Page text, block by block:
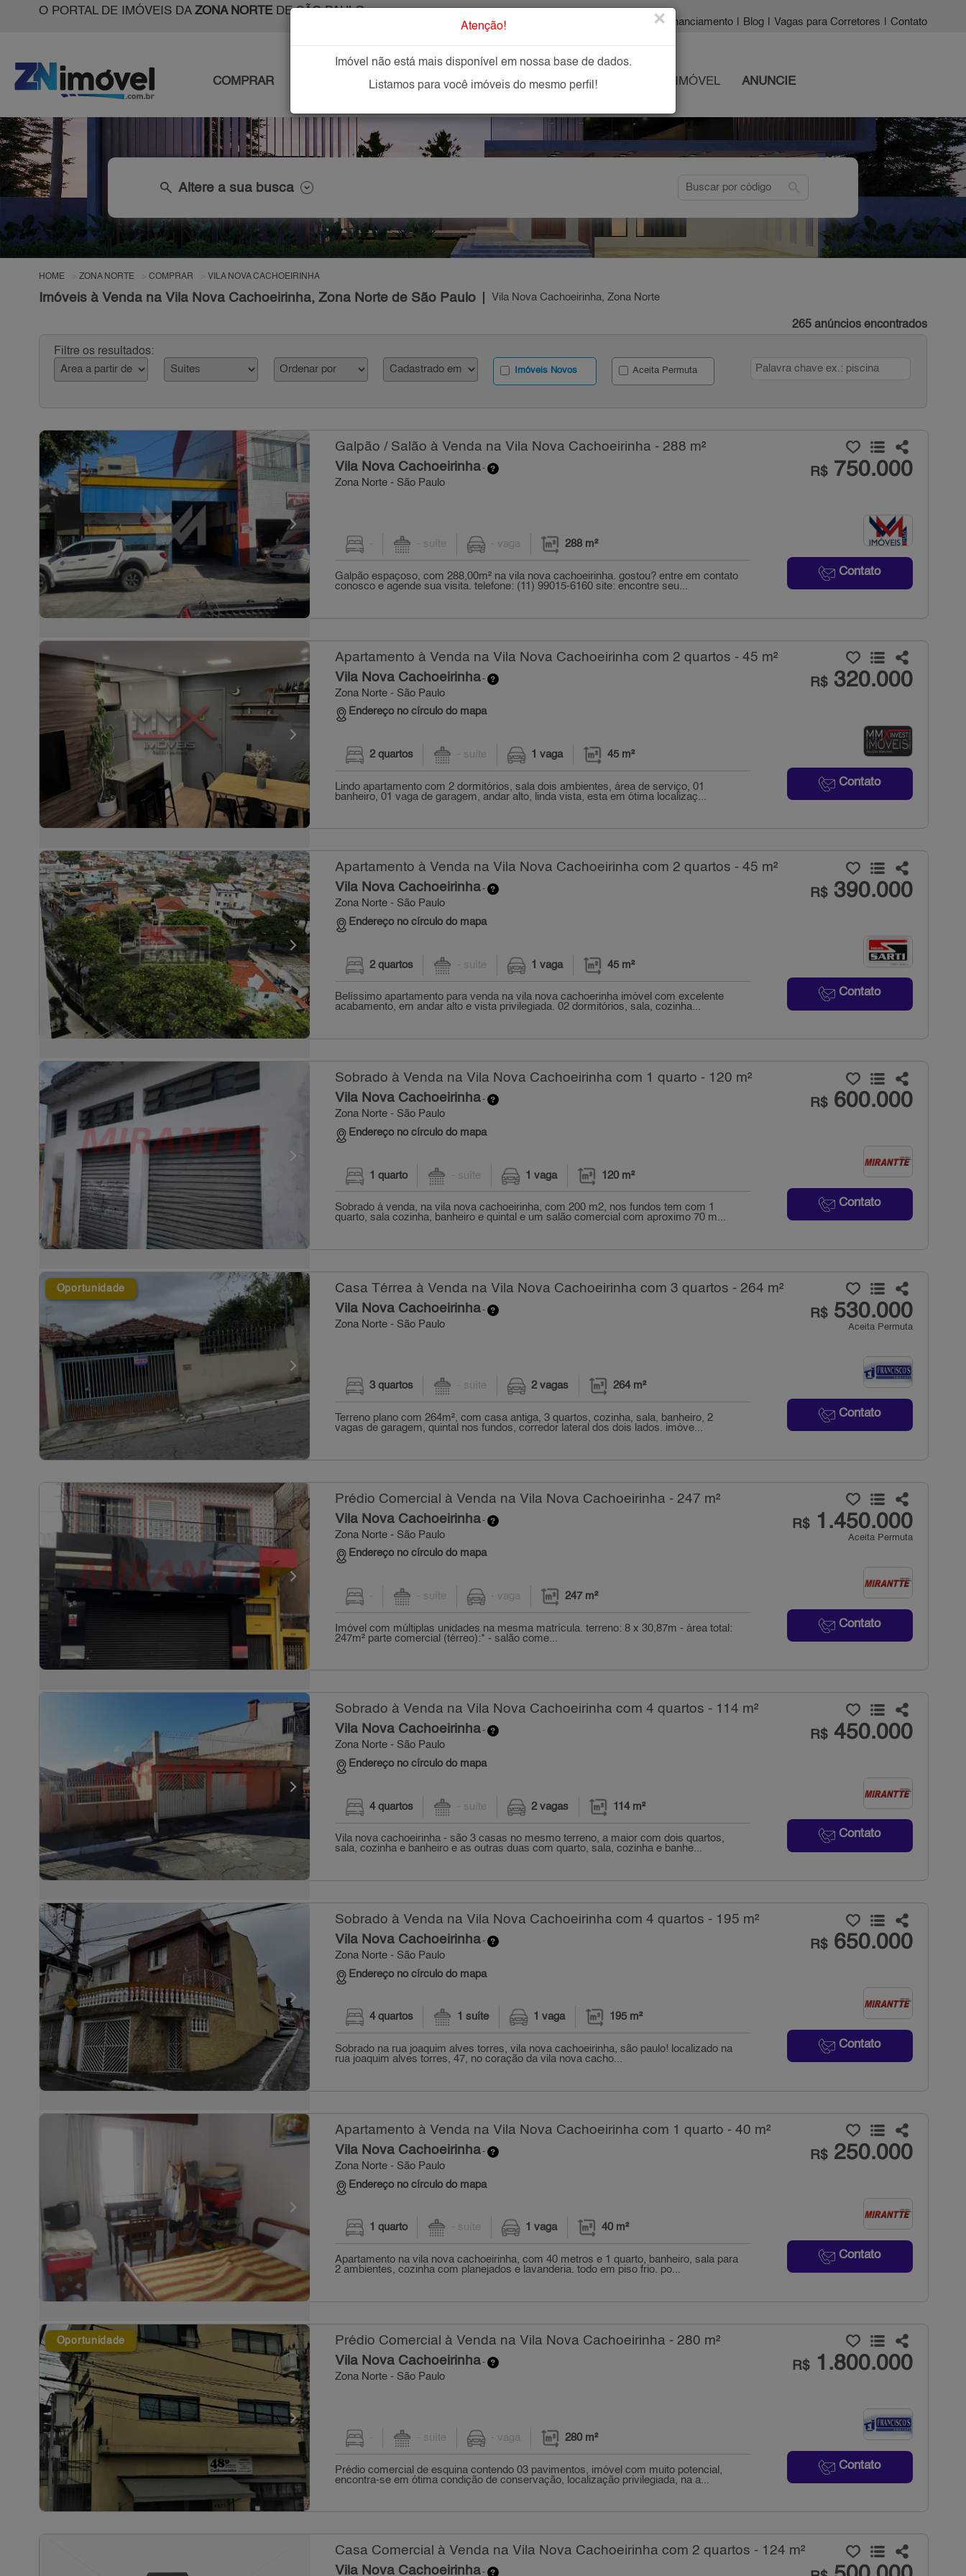
O PORTAL DE IMÓVEIS DA ZONA NORTEDE SÃO PAULO
| Financiamento Blog Vagas para Corretores Contato
COMPRAR IMÓVEIS NOVOS IMOBILIÁRIAS OFEREÇA SEU IMÓVEL ANUNCIE
search Altere a sua busca search
HOME ZONA NORTE COMPRAR VILA NOVA CACHOEIRINHA
Imóveis à Venda na Vila Nova Cachoeirinha, Zona Norte de São Paulo Vila Nova Cachoeirinha, Zona Norte
265 anúncios encontrados
Filtre os resultados:
Imóveis Novos Aceita Permuta
Galpão / Salão à Venda na Vila Nova Cachoeirinha - 288 m²
Vila Nova Cachoeirinha-
Zona Norte - São Paulo
R$750.000
Contato
- - suíte - vaga 288 m²
Galpão espaçoso, com 288,00m² na vila nova cachoeirinha. gostou? entre em contato
conosco e agende sua visita. telefone: (11) 99015-6160 site: encontre seu...
Apartamento à Venda na Vila Nova Cachoeirinha com 2 quartos - 45 m²
Vila Nova Cachoeirinha-
Zona Norte - São Paulo
Endereço no círculo do mapa
R$320.000
Contato
2 quartos - suíte 1 vaga 45 m²
Lindo apartamento com 2 dormitórios, sala dois ambientes, área de serviço, 01
banheiro, 01 vaga de garagem, andar alto, linda vista, esta em ótima localizaç...
Apartamento à Venda na Vila Nova Cachoeirinha com 2 quartos - 45 m²
Vila Nova Cachoeirinha-
Zona Norte - São Paulo
Endereço no círculo do mapa
R$390.000
Contato
2 quartos - suíte 1 vaga 45 m²
Belíssimo apartamento para venda na vila nova cachoerinha imóvel com excelente
acabamento, em andar alto e vista privilegiada. 02 dormitórios, sala, cozinha...
Sobrado à Venda na Vila Nova Cachoeirinha com 1 quarto - 120 m²
Vila Nova Cachoeirinha-
Zona Norte - São Paulo
Endereço no círculo do mapa
R$600.000
Contato
1 quarto - suíte 1 vaga 120 m²
Sobrado á venda, na vila nova cachoeirinha, com 200 m2, nos fundos tem com 1
quarto, sala cozinha, banheiro e quintal e um salão comercial com aproximo 70 m...
Oportunidade Casa Térrea à Venda na Vila Nova Cachoeirinha com 3 quartos - 264 m²
Vila Nova Cachoeirinha-
Zona Norte - São Paulo
R$530.000
Aceita Permuta
Contato
3 quartos - suíte 2 vagas 264 m²
Terreno plano com 264m², com casa antiga, 3 quartos, cozinha, sala, banheiro, 2
vagas de garagem, quintal nos fundos, corredor lateral dos dois lados. imóve...
Prédio Comercial à Venda na Vila Nova Cachoeirinha - 247 m²
Vila Nova Cachoeirinha-
Zona Norte - São Paulo
Endereço no círculo do mapa
R$1.450.000
Aceita Permuta
Contato
- - suíte - vaga 247 m²
Imóvel com múltiplas unidades na mesma matrícula. terreno: 8 x 30,87m - área total:
247m² parte comercial (térreo):* - salão come...
Sobrado à Venda na Vila Nova Cachoeirinha com 4 quartos - 114 m²
Vila Nova Cachoeirinha-
Zona Norte - São Paulo
Endereço no círculo do mapa
R$450.000
Contato
4 quartos - suíte 2 vagas 114 m²
Vila nova cachoeirinha - são 3 casas no mesmo terreno, a maior com dois quartos,
sala, cozinha e banheiro e as outras duas com quarto, sala, cozinha e banhe...
Sobrado à Venda na Vila Nova Cachoeirinha com 4 quartos - 195 m²
Vila Nova Cachoeirinha-
Zona Norte - São Paulo
Endereço no círculo do mapa
R$650.000
Contato
4 quartos 1 suíte 1 vaga 195 m²
Sobrado na rua joaquim alves torres, vila nova cachoeirinha, são paulo! localizado na
rua joaquim alves torres, 47, no coração da vila nova cacho...
Apartamento à Venda na Vila Nova Cachoeirinha com 1 quarto - 40 m²
Vila Nova Cachoeirinha-
Zona Norte - São Paulo
Endereço no círculo do mapa
R$250.000
Contato
1 quarto - suíte 1 vaga 40 m²
Apartamento na vila nova cachoeirinha, com 40 metros e 1 quarto, banheiro, sala para
2 ambientes, cozinha com planejados e lavanderia. todo em piso frio. po...
Oportunidade Prédio Comercial à Venda na Vila Nova Cachoeirinha - 280 m²
Vila Nova Cachoeirinha-
Zona Norte - São Paulo
R$1.800.000
Contato
- - suíte - vaga 280 m²
Prédio comercial de esquina contendo 03 pavimentos, imóvel com muito potencial,
encontra-se em ótima condição de conservação, localização privilegiada, na a...
Casa Comercial à Venda na Vila Nova Cachoeirinha com 2 quartos - 124 m²
Vila Nova Cachoeirinha-
Atenção! ×
Imóvel não está mais disponível em nossa base de dados.
Listamos para você imóveis do mesmo perfil!